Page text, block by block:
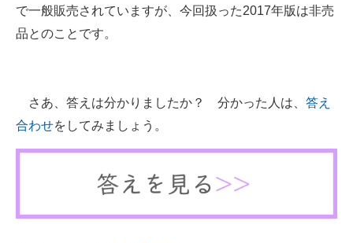
製造業のIT導入・活用を支援
モノづくり技術者専門サイト
電子設計の基本と応用
建設×テクノロジーの最前線
で一般販売されていますが、今回扱った2017年版は非売
品とのことです。
さあ、答えは分かりましたか？ 分かった人は、 答え
合わせをしてみましょう。